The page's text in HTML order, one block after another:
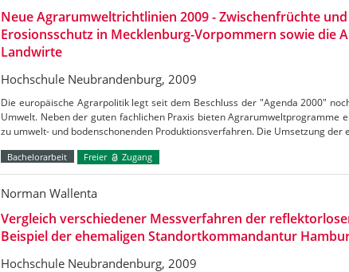
Neue Agrarumweltrichtlinien 2009 - Zwischenfrüchte
Erosionsschutz in Mecklenburg-Vorpommern sowie die
Landwirte
Hochschule Neubrandenburg, 2009
Die europäische Agrarpolitik legt seit dem Beschluss der "Agenda 2000"
Umwelt. Neben der guten fachlichen Praxis bieten Agrarumweltprogramme
zu umwelt- und bodenschonenden Produktionsverfahren. Die Umsetzung der
Bachelorarbeit Freier Zugang
Norman Wallenta
Vergleich verschiedener Messverfahren der
Beispiel der ehemaligen Standortkommandantur
Hochschule Neubrandenburg, 2009